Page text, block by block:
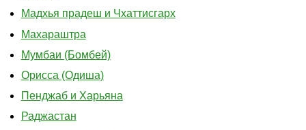
Мадхья прадеш и Чхаттисгарх
Махараштра
Мумбаи (Бомбей)
Орисса (Одиша)
Пенджаб и Харьяна
Раджастан